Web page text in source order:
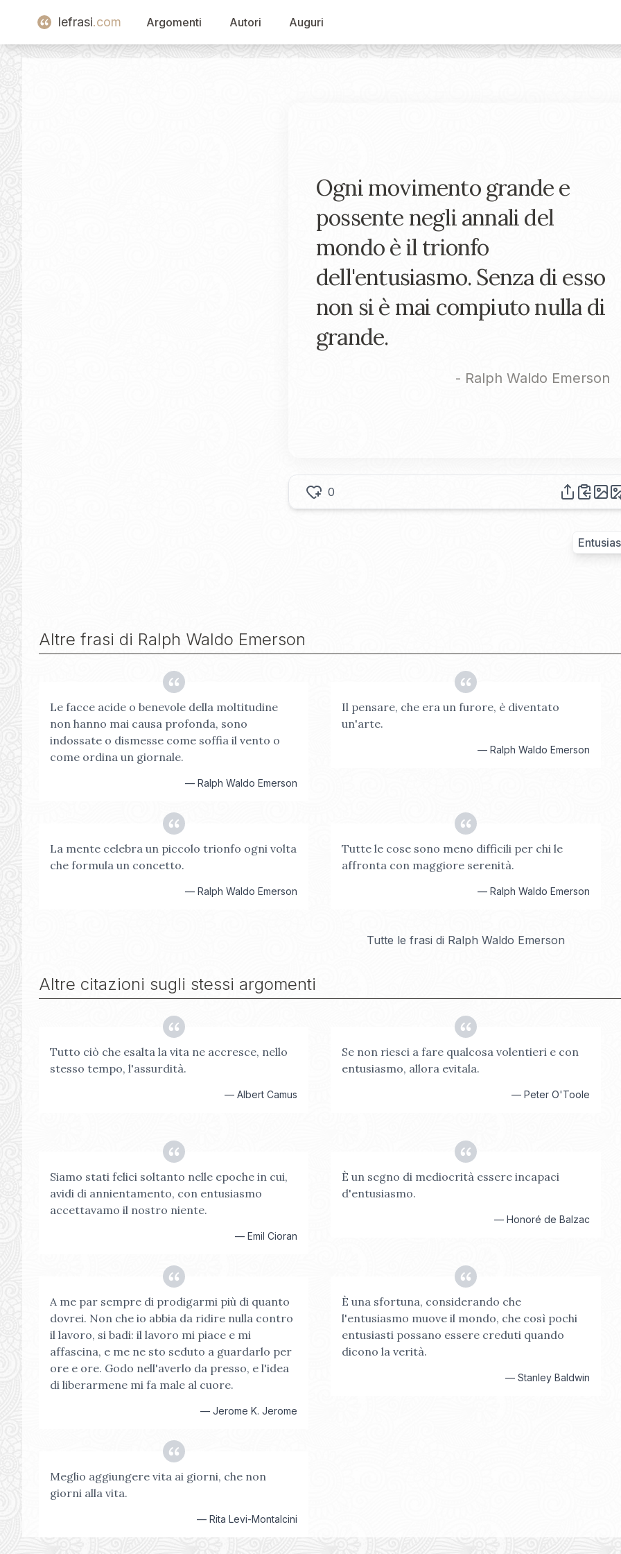
lefrasi.com Argomenti Autori Auguri
Ogni movimento grande e
possente negli annali del
mondo è il trionfo
dell'entusiasmo. Senza di esso
non si è mai compiuto nulla di
grande.
- Ralph Waldo Emerson
0
Altre frasi di Ralph Waldo Emerson
Le facce acide o benevole della moltitudine
non hanno mai causa profonda, sono
indossate o dismesse come soffia il vento o
come ordina un giornale.
—Ralph Waldo Emerson
Il pensare, che era un furore, è diventato
un'arte.
— Ralph Waldo Emerson
La mente celebra un piccolo trionfo ogni volta
che formula un concetto.
—Ralph Waldo Emerson
Tutte le cose sono meno difficili per chi le
affronta con maggiore serenità.
— Ralph Waldo Emerson
Tutte le frasi di Ralph Waldo Emerson
Altre citazioni sugli stessi argomenti
Tutto ciò che esalta la vita ne accresce, nello
stesso tempo, l'assurdità.
—Albert Camus
Se non riesci a fare qualcosa volentieri e con
entusiasmo, allora evitala.
— Peter O'Toole
Siamo stati felici soltanto nelle epoche in cui,
avidi di annientamento, con entusiasmo
accettavamo il nostro niente.
—Emil Cioran
È un segno di mediocrità essere incapaci
d'entusiasmo.
— Honoré de Balzac
A me par sempre di prodigarmi più di quanto
dovrei. Non che io abbia da ridire nulla contro
il lavoro, si badi: il lavoro mi piace e mi
affascina, e me ne sto seduto a guardarlo per
ore e ore. Godo nell'averlo da presso, e l'idea
di liberarmene mi fa male al cuore.
—Jerome K. Jerome
È una sfortuna, considerando che
l'entusiasmo muove il mondo, che così pochi
entusiasti possano essere creduti quando
dicono la verità.
— Stanley Baldwin
Meglio aggiungere vita ai giorni, che non
giorni alla vita.
—Rita Levi-Montalcini